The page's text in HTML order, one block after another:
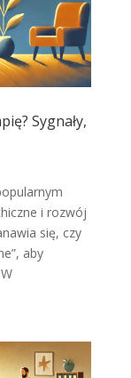
Sygnały,
i rozwój
się, czy
aby